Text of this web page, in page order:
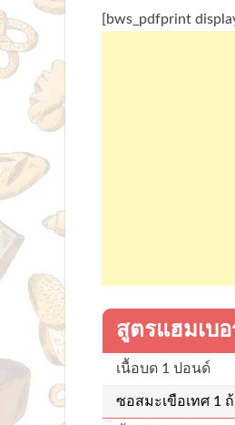
[bws_pdfprint
สูตรแฮมเบอ
เนื้อบด 1 ปอนด์
ซอสมะเขือเทศ 1